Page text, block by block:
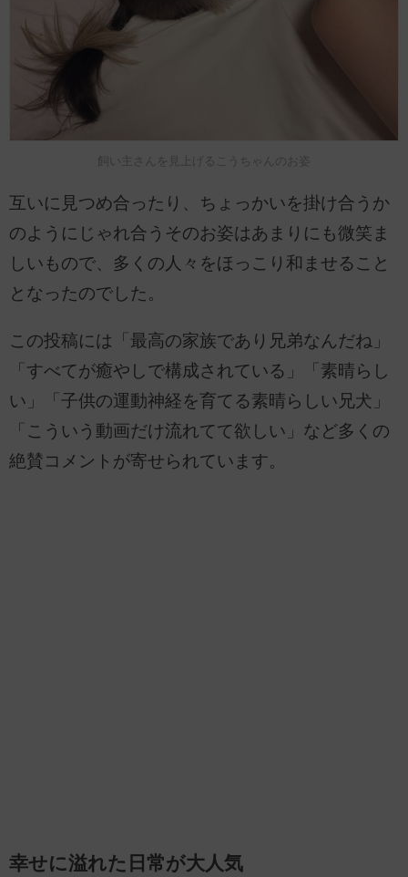
飼い主さんを見上げるこうちゃんのお姿
互いに見つめ合ったり、ちょっかいを掛け合うか
のようにじゃれ合うそのお姿はあまりにも微笑ま
しいもので、多くの人々をほっこり和ませること
となったのでした。
この投稿には「最高の家族であり兄弟なんだね」
「すべてが癒やしで構成されている」「素晴らし
い」「子供の運動神経を育てる素晴らしい兄犬」
「こういう動画だけ流れてて欲しい」など多くの
絶賛コメントが寄せられています。
幸せに溢れた日常が大人気